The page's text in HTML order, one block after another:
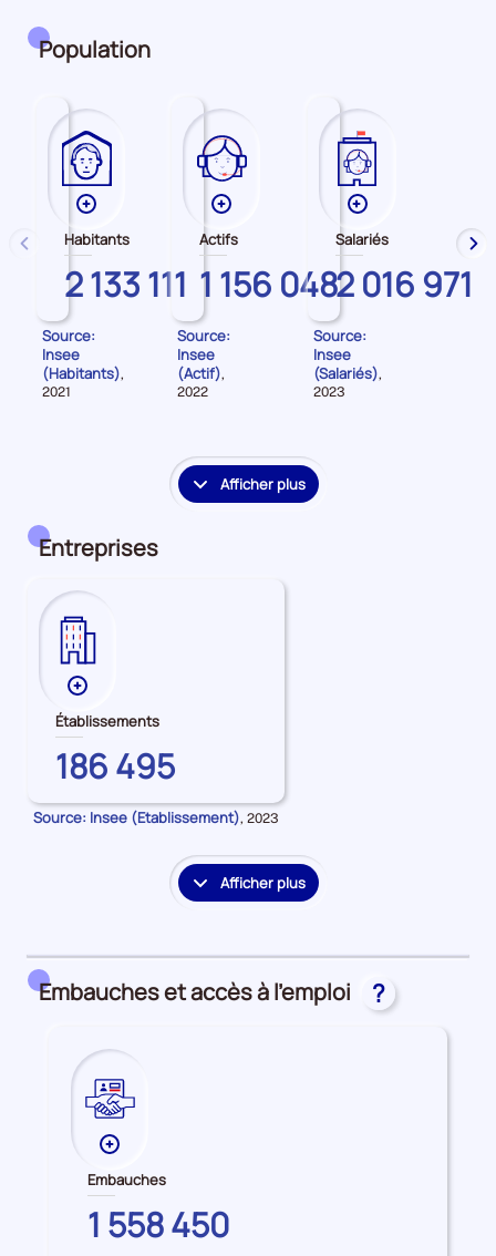
Population
Plus
de
données
sur
les
Habitants
Habitants
PARIS
2 133 111
Source:
Insee
(Habitants),
Données
2021
Plus
de
données
sur
les
Actifs
Actifs
PARIS
1 156 048
Source:
Insee
(Actif),
Données
2022
Plus
de
données
sur
les
Salariés
Salariés
PARIS
2 016 971
Source:
Insee
(Salariés),
Données
2023
précédent
Afficher plus
le
Entreprises
Plus
de
données
sur
les
Établissements
Établissements
PARIS
186 495
Source: Insee (Etablissement), Données
la
2023
Afficher plus
le
et
Embauches et accès à l’emploi ?
Plus
de
données
sur
les
Embauches
PARIS
1 558 450